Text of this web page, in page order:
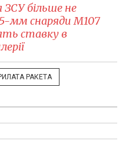
ЗСУ більше не
мм снаряди M107
ставку в
РАКЕТА